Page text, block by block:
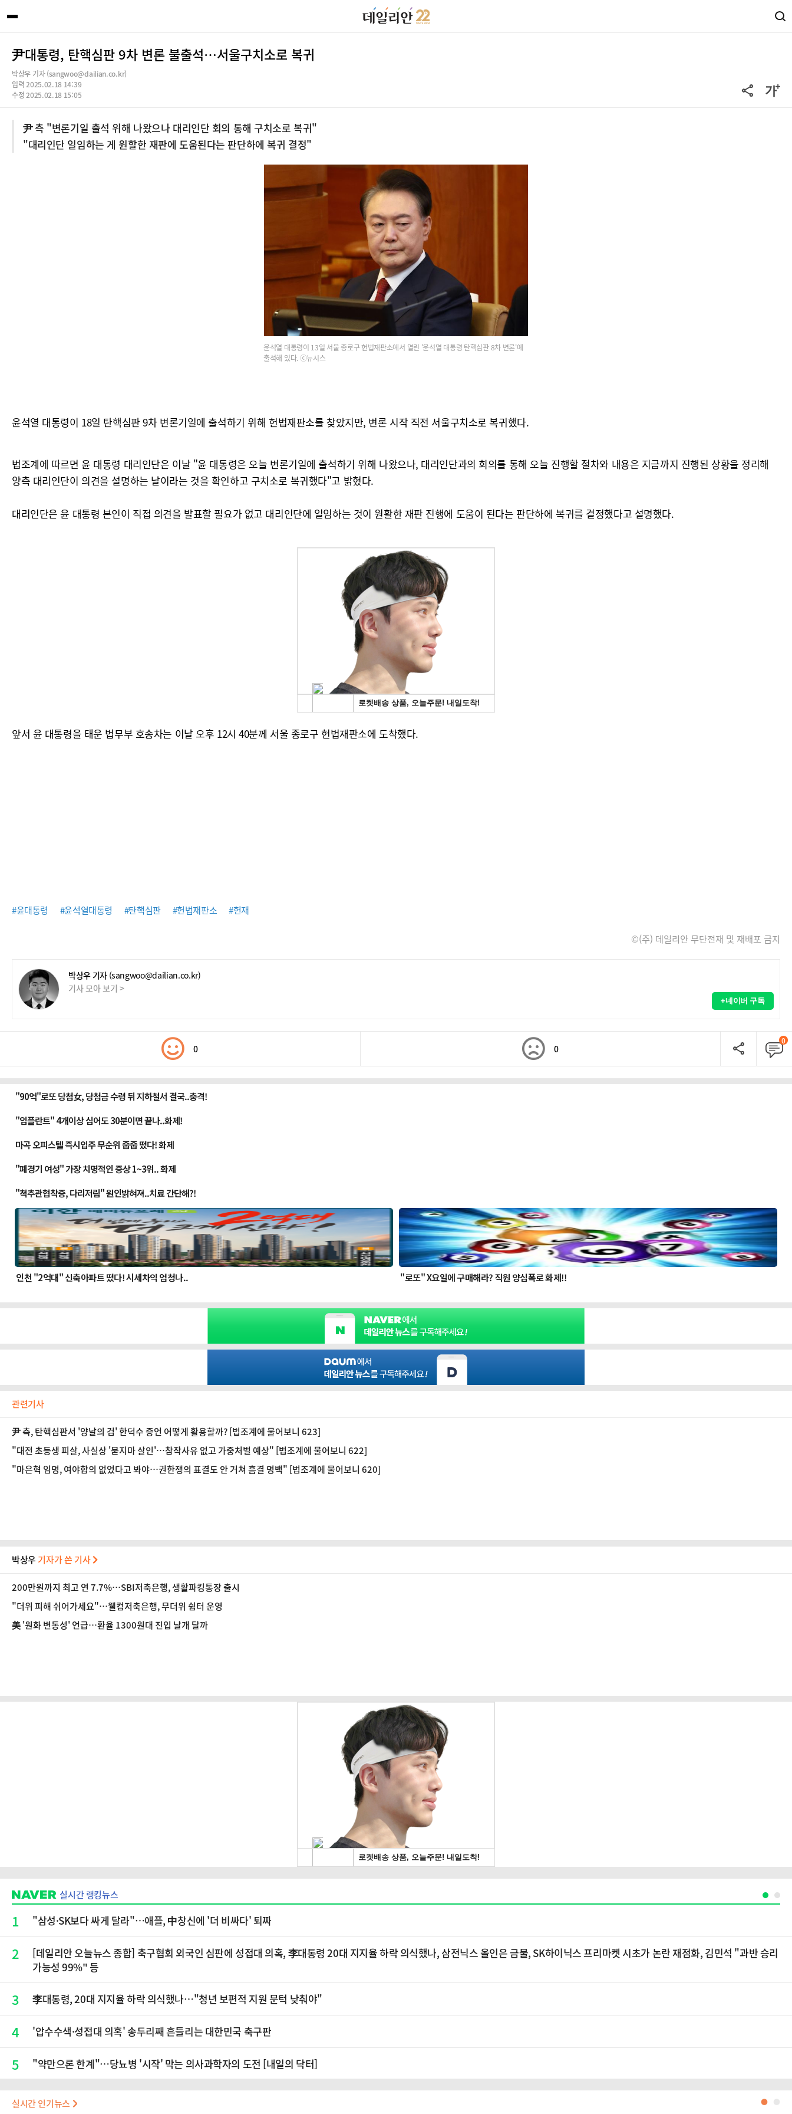
尹대통령, 탄핵심판 9차 변론 불출석…서울구치소로 복귀
박상우 기자 (sangwoo@dailian.co.kr)
입력 2025.02.18 14:39
수정 2025.02.18 15:05
尹 측 "변론기일 출석 위해 나왔으나 대리인단 회의 통해 구치소로 복귀"
"대리인단 일임하는 게 원할한 재판에 도움된다는 판단하에 복귀 결정"
윤석열 대통령이 13일 서울 종로구 헌법재판소에서 열린 '윤석열 대통령 탄핵심판 8차 변론'에
출석해 있다. ⓒ뉴시스
윤석열 대통령이 18일 탄핵심판 9차 변론기일에 출석하기 위해 헌법재판소를 찾았지만, 변론 시작 직전 서울구치소로 복귀했다.
법조계에 따르면 윤 대통령 대리인단은 이날 "윤 대통령은 오늘 변론기일에 출석하기 위해 나왔으나, 대리인단과의 회의를 통해 오늘 진행할 절차와 내용은 지금까지 진행된 상황을 정리해
양측 대리인단이 의견을 설명하는 날이라는 것을 확인하고 구치소로 복귀했다"고 밝혔다.
대리인단은 윤 대통령 본인이 직접 의견을 발표할 필요가 없고 대리인단에 일임하는 것이 원활한 재판 진행에 도움이 된다는 판단하에 복귀를 결정했다고 설명했다.
앞서 윤 대통령을 태운 법무부 호송차는 이날 오후 12시 40분께 서울 종로구 헌법재판소에 도착했다.
#윤대통령 #윤석열대통령 #탄핵심판 #헌법재판소 #헌재
©(주) 데일리안 무단전재 및 재배포 금지
박상우 기자 (sangwoo@dailian.co.kr)
기사 모아 보기 >
+네이버 구독
0 0
0
관련기사
尹 측, 탄핵심판서 '양날의 검' 한덕수 증언 어떻게 활용할까? [법조계에 물어보니 623]
"대전 초등생 피살, 사실상 '묻지마 살인'…참작사유 없고 가중처벌 예상" [법조계에 물어보니 622]
"마은혁 임명, 여야합의 없었다고 봐야…권한쟁의 표결도 안 거쳐 흠결 명백" [법조계에 물어보니 620]
박상우 기자가 쓴 기사
200만원까지 최고 연 7.7%…SBI저축은행, 생활파킹통장 출시
"더위 피해 쉬어가세요"…웰컴저축은행, 무더위 쉼터 운영
美 '원화 변동성' 언급…환율 1300원대 진입 날개 달까
실시간 랭킹뉴스
1 "삼성·SK보다 싸게 달라"…애플, 中창신에 '더 비싸다' 퇴짜
2
[데일리안 오늘뉴스 종합] 축구협회 외국인 심판에 성접대 의혹, 李대통령 20대 지지율 하락 의식했나, 삼전닉스 올인은 금물, SK하이닉스 프리마켓 시초가 논란 재점화, 김민석 "과반 승리
가능성 99%" 등
3 李대통령, 20대 지지율 하락 의식했나…"청년 보편적 지원 문턱 낮춰야"
4 '압수수색·성접대 의혹' 송두리째 흔들리는 대한민국 축구판
5 "약만으론 한계"…당뇨병 '시작' 막는 의사과학자의 도전 [내일의 닥터]
실시간 인기뉴스 ●